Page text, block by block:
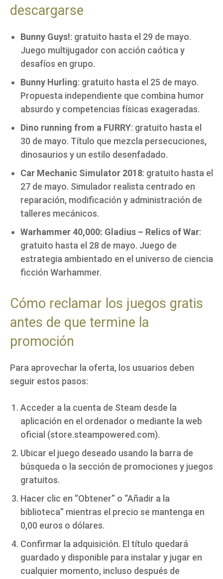
descargarse
Bunny Guys!: gratuito hasta el 29 de mayo.
Juego multijugador con acción caótica y
desafíos en grupo.
Bunny Hurling: gratuito hasta el 25 de mayo.
Propuesta independiente que combina humor
absurdo y competencias físicas exageradas.
Dino running from a FURRY: gratuito hasta el
30 de mayo. Título que mezcla persecuciones,
dinosaurios y un estilo desenfadado.
Car Mechanic Simulator 2018: gratuito hasta el
27 de mayo. Simulador realista centrado en
reparación, modificación y administración de
talleres mecánicos.
Warhammer 40,000: Gladius – Relics of War:
gratuito hasta el 28 de mayo. Juego de
estrategia ambientado en el universo de ciencia
ficción Warhammer.
Cómo reclamar los juegos gratis
antes de que termine la
promoción
Para aprovechar la oferta, los usuarios deben
seguir estos pasos:
Acceder a la cuenta de Steam desde la
aplicación en el ordenador o mediante la web
oficial (store.steampowered.com).
Ubicar el juego deseado usando la barra de
búsqueda o la sección de promociones y juegos
gratuitos.
Hacer clic en “Obtener” o “Añadir a la
biblioteca” mientras el precio se mantenga en
0,00 euros o dólares.
Confirmar la adquisición. El título quedará
guardado y disponible para instalar y jugar en
cualquier momento, incluso después de